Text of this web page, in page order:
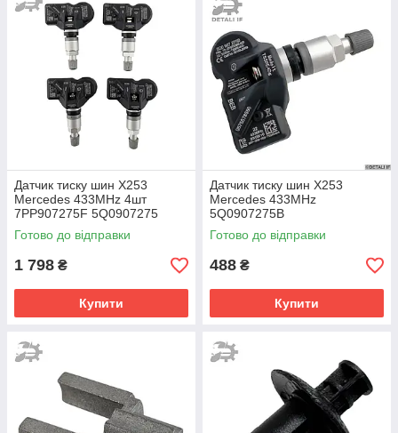
Датчик тиску шин X253
Mercedes 433MHz 4шт
7PP907275F 5Q0907275
5Q0907275B
Готово до відправки
1 798 ₴
Купити
Датчик тиску шин X253
Mercedes 433MHz
5Q0907275B
Готово до відправки
488 ₴
Купити